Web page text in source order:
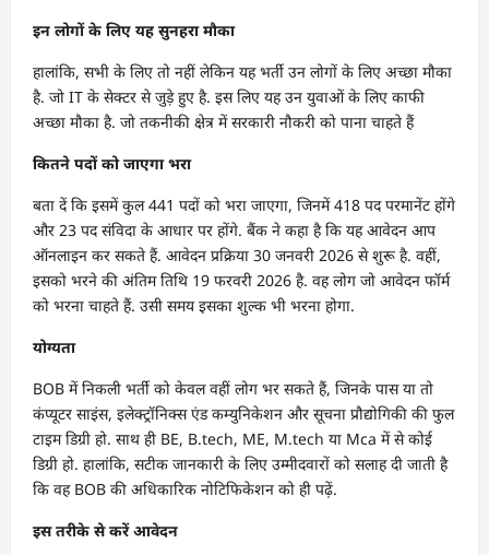
इन लोगों के लिए यह सुनहरा मौका
हालांकि, सभी के लिए तो नहीं लेकिन यह भर्ती उन लोगों के लिए अच्छा मौका
है. जो IT के सेक्टर से जुड़े हुए है. इस लिए यह उन युवाओं के लिए काफी
अच्छा मौका है. जो तकनीकी क्षेत्र में सरकारी नौकरी को पाना चाहते हैं
कितने पदों को जाएगा भरा
बता दें कि इसमें कुल 441 पदों को भरा जाएगा, जिनमें 418 पद परमानेंट होंगे
और 23 पद संविदा के आधार पर होंगे. बैंक ने कहा है कि यह आवेदन आप
ऑनलाइन कर सकते हैं. आवेदन प्रक्रिया 30 जनवरी 2026 से शुरू है. वहीं,
इसको भरने की अंतिम तिथि 19 फरवरी 2026 है. वह लोग जो आवेदन फॉर्म
को भरना चाहते हैं. उसी समय इसका शुल्क भी भरना होगा.
योग्यता
BOB में निकली भर्ती को केवल वहीं लोग भर सकते हैं, जिनके पास या तो
कंप्यूटर साइंस, इलेक्ट्रॉनिक्स एंड कम्युनिकेशन और सूचना प्रौद्योगिकी की फुल
टाइम डिग्री हो. साथ ही BE, B.tech, ME, M.tech या Mca में से कोई
डिग्री हो. हालांकि, सटीक जानकारी के लिए उम्मीदवारों को सलाह दी जाती है
कि वह BOB की अधिकारिक नोटिफिकेशन को ही पढ़ें.
इस तरीके से करें आवेदन